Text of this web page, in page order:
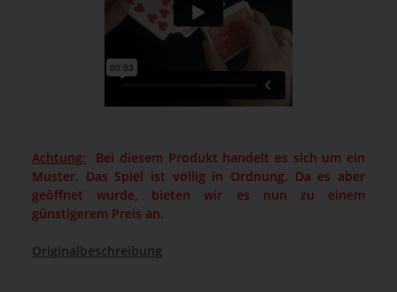
Achtung: Bei diesem Produkt handelt es sich um ein
Muster. Das Spiel ist vollig in Ordnung. Da es aber
geöffnet wurde, bieten wir es nun zu einem
günstigerem Preis an.
Originalbeschreibung